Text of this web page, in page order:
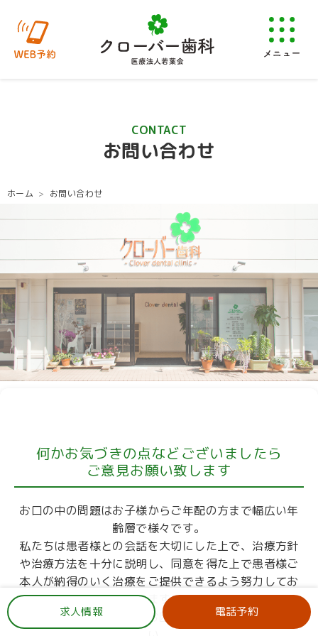
CONTACT
お問い合わせ
ホーム お問い合わせ
何かお気づきの点などございましたら
ご意見お願い致します
お口の中の問題はお子様からご年配の方まで幅広い年
齢層で様々です。
私たちは患者様との会話を大切にした上で、治療方針
や治療方法を十分に説明し、同意を得た上で患者様ご
本人が納得のいく治療をご提供できるよう努力してお
ります。
どうぞお気軽にお悩みやお困りのことをご相談くださ
求人情報 電話予約